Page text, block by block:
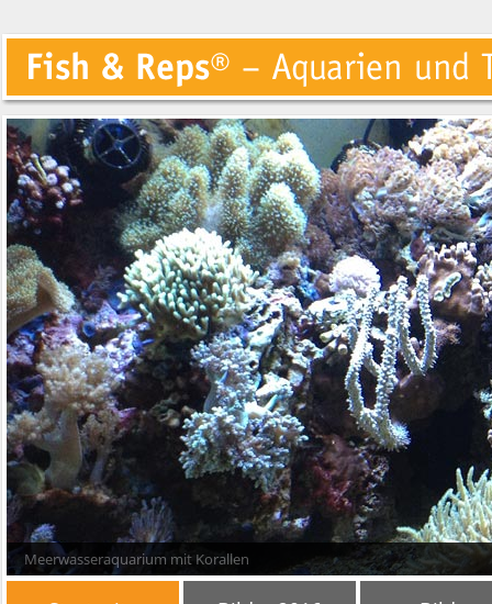
Meerwasseraquarium mit Korallen